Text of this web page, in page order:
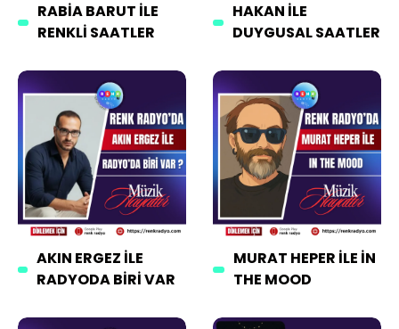
RABIA BARUT İLE
RENKLI SAATLER
HAKAN İLE
DUYGUSAL SAATLER
AKIN ERGEZ İLE
RADYODA BIRI VAR
MURAT HEPER İLE İN
THE MOOD